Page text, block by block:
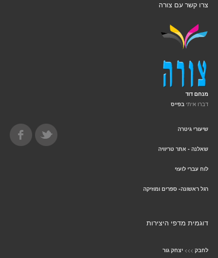
צרו קשר עם צורה
מנחם דוד
דברו איתי בפייס
שיעורי גיטרה
שאלנה - אתר טריוויה
לוח עברי לועזי
רגל ראשונה- ספרים ומוזיקה
דוגמית מדפי היצירות
לחבק >>> יצחק גור